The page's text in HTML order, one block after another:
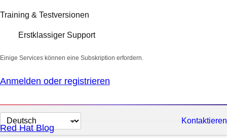
Training & Testversionen
Erstklassiger Support
Einige Services können eine Subskription erfordern.
Anmelden oder registrieren
Sprache
auswählen
Kontaktieren
Red Hat Blog